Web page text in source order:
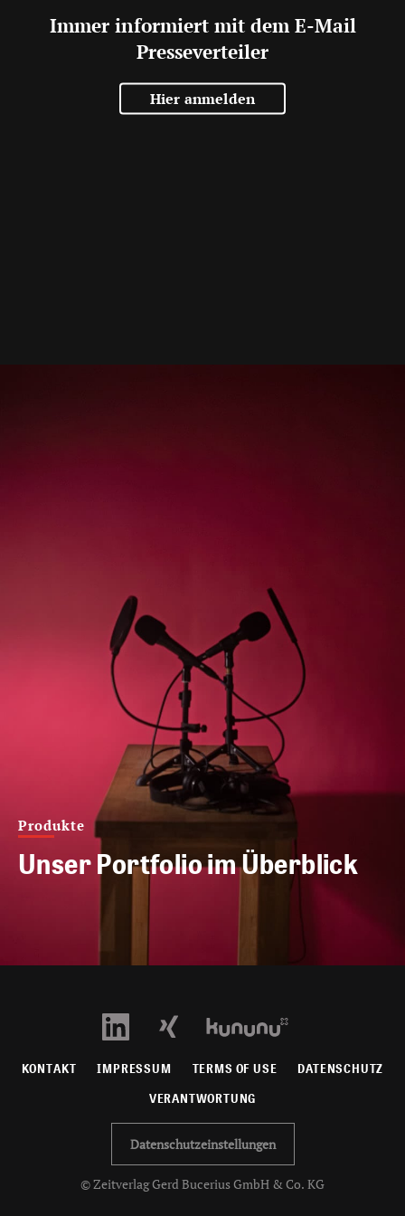
Immer informiert mit dem E-Mail
Presseverteiler
Hier anmelden
Produkte
Unser Portfolio im Überblick
KONTAKT IMPRESSUM TERMS OF USE DATENSCHUTZ
VERANTWORTUNG
Datenschutzeinstellungen
© Zeitverlag Gerd Bucerius GmbH & Co. KG